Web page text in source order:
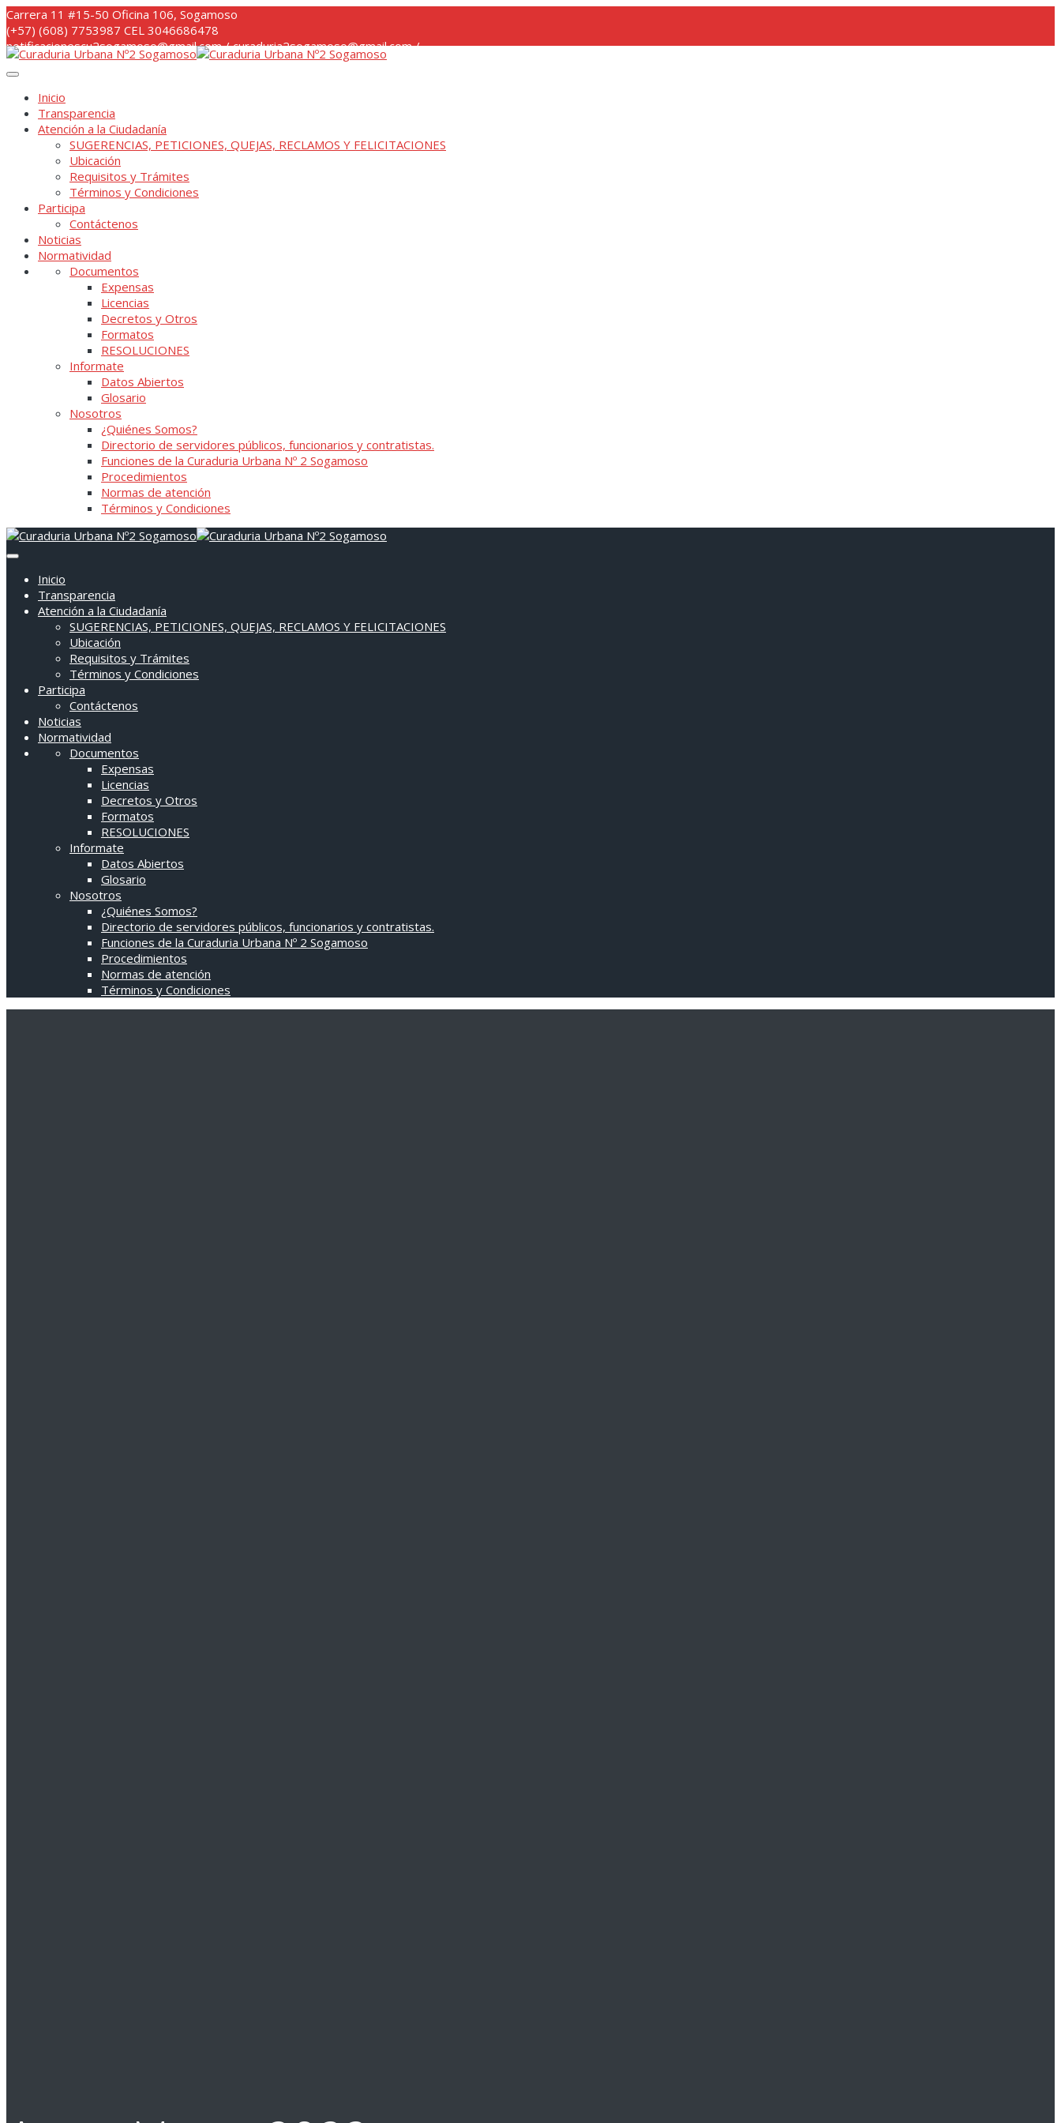
Skip
to
content
Carrera 11 #15-50 Oficina 106, Sogamoso
(+57) (608) 7753987 CEL 3046686478
notificacionescu2sogamoso@gmail.com / curaduria2sogamoso@gmail.com /
Inicio
Transparencia
Atención a la Ciudadanía
SUGERENCIAS, PETICIONES, QUEJAS, RECLAMOS Y FELICITACIONES
Ubicación
Requisitos y Trámites
Términos y Condiciones
Participa
Contáctenos
Noticias
Normatividad
Documentos
Expensas
Licencias
Decretos y Otros
Formatos
RESOLUCIONES
Informate
Datos Abiertos
Glosario
Nosotros
¿Quiénes Somos?
Directorio de servidores públicos, funcionarios y contratistas.
Funciones de la Curaduria Urbana Nº 2 Sogamoso
Procedimientos
Normas de atención
Términos y Condiciones
Inicio
Transparencia
Atención a la Ciudadanía
SUGERENCIAS, PETICIONES, QUEJAS, RECLAMOS Y FELICITACIONES
Ubicación
Requisitos y Trámites
Términos y Condiciones
Participa
Contáctenos
Noticias
Normatividad
Documentos
Expensas
Licencias
Decretos y Otros
Formatos
RESOLUCIONES
Informate
Datos Abiertos
Glosario
Nosotros
¿Quiénes Somos?
Directorio de servidores públicos, funcionarios y contratistas.
Funciones de la Curaduria Urbana Nº 2 Sogamoso
Procedimientos
Normas de atención
Términos y Condiciones